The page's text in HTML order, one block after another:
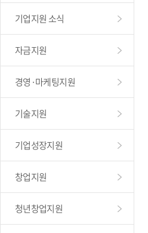
기업지원 소식
자금지원
경영·마케팅지원
기술지원
기업성장지원
창업지원
청년창업지원